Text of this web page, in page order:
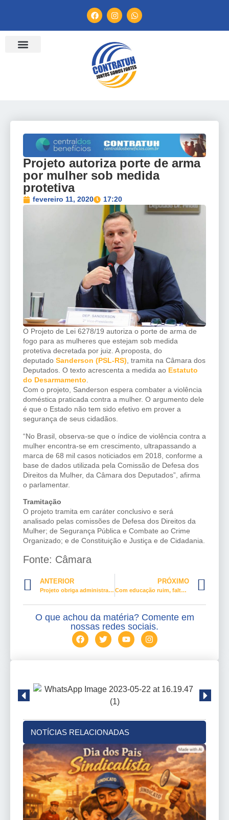
Projeto autoriza porte de arma
por mulher sob medida
protetiva
fevereiro 11, 2020 17:20
O Projeto de Lei 6278/19 autoriza o porte de arma de
fogo para as mulheres que estejam sob medida
protetiva decretada por juiz. A proposta, do
deputado Sanderson (PSL-RS), tramita na Câmara dos
Deputados. O texto acrescenta a medida ao Estatuto
do Desarmamento.
Com o projeto, Sanderson espera combater a violência
doméstica praticada contra a mulher. O argumento dele
é que o Estado não tem sido efetivo em prover a
segurança de seus cidadãos.
“No Brasil, observa-se que o índice de violência contra a
mulher encontra-se em crescimento, ultrapassando a
marca de 68 mil casos noticiados em 2018, conforme a
base de dados utilizada pela Comissão de Defesa dos
Direitos da Mulher, da Câmara dos Deputados”, afirma
o parlamentar.
Tramitação
O projeto tramita em caráter conclusivo e será
analisado pelas comissões de Defesa dos Direitos da
Mulher; de Segurança Pública e Combate ao Crime
Organizado; e de Constituição e Justiça e de Cidadania.
Fonte: Câmara
ANTERIOR
Projeto obriga administração pública a usar linguagem simples
PRÓXIMO
Com educação ruim, falta trabalhador qualificado no Brasil
O que achou da matéria? Comente em
nossas redes sociais.
NOTÍCIAS RELACIONADAS